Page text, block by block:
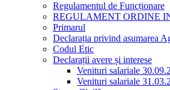
Regulamentul de Funcționare
REGULAMENT ORDINE
Primarul
Declarația privind asumarea
Codul Etic
Declarații avere și interese
Venituri salariale
Venituri salariale